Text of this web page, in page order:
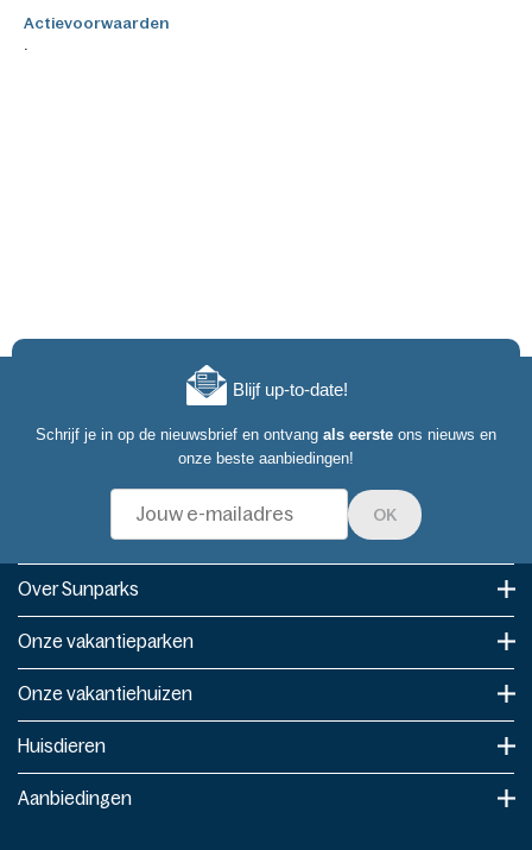
Actievoorwaarden
.
Blijf up-to-date!
Schrijf je in op de nieuwsbrief en ontvang als eerste ons nieuws en
onze beste aanbiedingen!
OK
Over Sunparks
Onze vakantieparken
Onze vakantiehuizen
Huisdieren
Aanbiedingen